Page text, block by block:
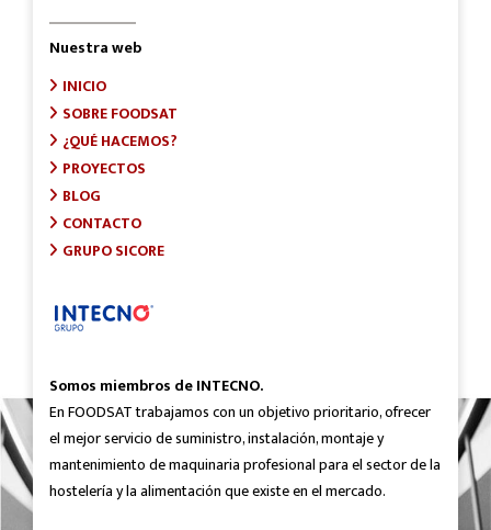
Nuestra web
INICIO
SOBRE FOODSAT
¿QUÉ HACEMOS?
PROYECTOS
BLOG
CONTACTO
GRUPO SICORE
Somos miembros de INTECNO.
En FOODSAT trabajamos con un objetivo prioritario, ofrecer
el mejor servicio de suministro, instalación, montaje y
mantenimiento de maquinaria profesional para el sector de la
hostelería y la alimentación que existe en el mercado.